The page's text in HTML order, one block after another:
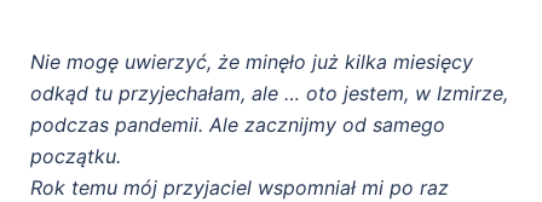
Nie mogę uwierzyć, że minęło już kilka miesięcy
odkąd tu przyjechałam, ale … oto jestem, w Izmirze,
podczas pandemii. Ale zacznijmy od samego
początku.
Rok temu mój przyjaciel wspomniał mi po raz